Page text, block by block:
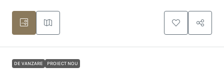
DE VANZARE PROIECT NOU